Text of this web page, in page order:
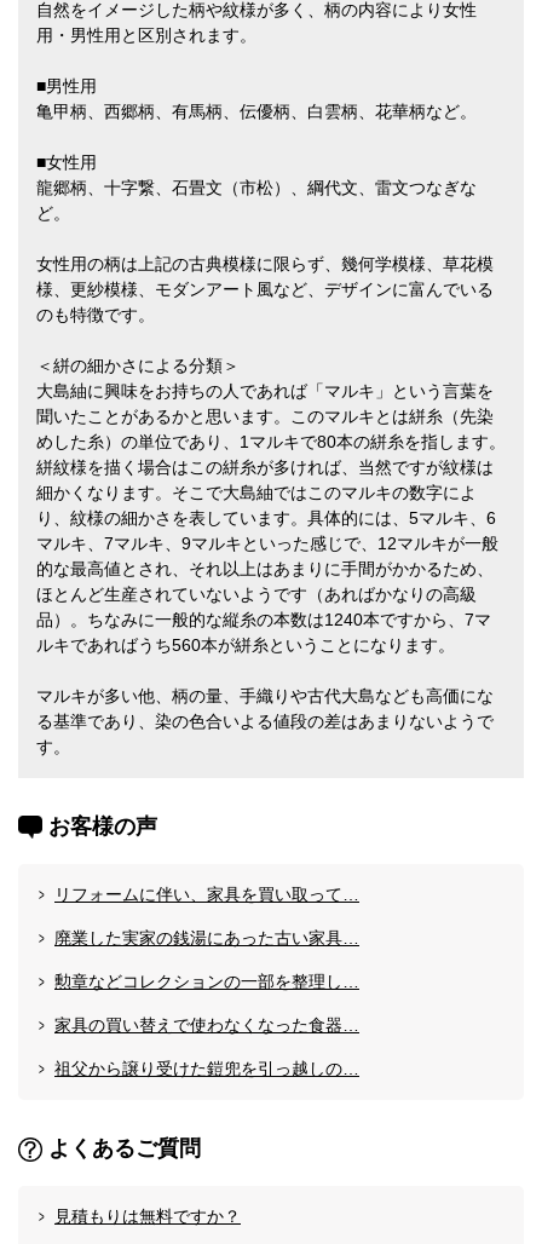
自然をイメージした柄や紋様が多く、柄の内容により女性
用・男性用と区別されます。
■男性用
亀甲柄、西郷柄、有馬柄、伝優柄、白雲柄、花華柄など。
■女性用
龍郷柄、十字繋、石畳文（市松）、綱代文、雷文つなぎな
ど。
女性用の柄は上記の古典模様に限らず、幾何学模様、草花模
様、更紗模様、モダンアート風など、デザインに富んでいる
のも特徴です。
＜絣の細かさによる分類＞
大島紬に興味をお持ちの人であれば「マルキ」という言葉を
聞いたことがあるかと思います。このマルキとは絣糸（先染
めした糸）の単位であり、1マルキで80本の絣糸を指します。
絣紋様を描く場合はこの絣糸が多ければ、当然ですが紋様は
細かくなります。そこで大島紬ではこのマルキの数字によ
り、紋様の細かさを表しています。具体的には、5マルキ、6
マルキ、7マルキ、9マルキといった感じで、12マルキが一般
的な最高値とされ、それ以上はあまりに手間がかかるため、
ほとんど生産されていないようです（あればかなりの高級
品）。ちなみに一般的な縦糸の本数は1240本ですから、7マ
ルキであればうち560本が絣糸ということになります。
マルキが多い他、柄の量、手織りや古代大島なども高価にな
る基準であり、染の色合いよる値段の差はあまりないようで
す。
お客様の声
リフォームに伴い、家具を買い取って…
廃業した実家の銭湯にあった古い家具…
勲章などコレクションの一部を整理し…
家具の買い替えで使わなくなった食器…
祖父から譲り受けた鎧兜を引っ越しの…
よくあるご質問
見積もりは無料ですか？